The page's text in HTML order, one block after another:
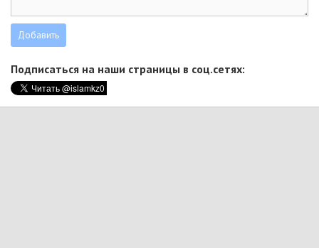
Подписаться на наши страницы в соц.сетях: